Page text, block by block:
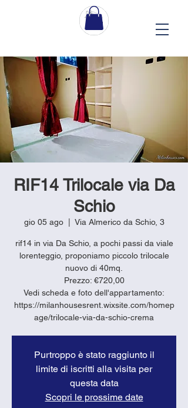
RIF14 Trilocale via Da
Schio
gio 05 ago
  |
Via Almerico da Schio, 3
rif14 in via Da Schio, a pochi passi da viale
lorenteggio, proponiamo piccolo trilocale
nuovo di 40mq.
Prezzo: €720,00
Vedi scheda e foto dell'appartamento:
https://milanhousesrent.wixsite.com/homep
age/trilocale-via-da-schio-crema
Purtroppo è stato raggiunto il
limite di iscritti alla visita per
questa data
Scopri le prossime date